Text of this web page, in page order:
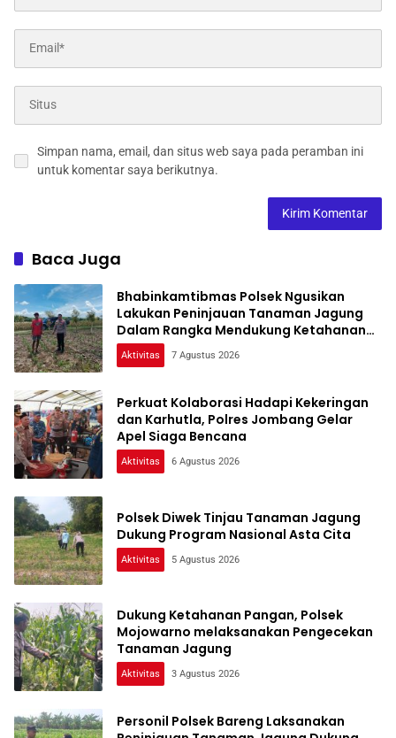
Simpan nama, email, dan situs web saya pada peramban ini
untuk komentar saya berikutnya.
Baca Juga
Bhabinkamtibmas Polsek Ngusikan
Lakukan Peninjauan Tanaman Jagung
Dalam Rangka Mendukung Ketahanan
Pangan
Aktivitas 7 Agustus 2026
Perkuat Kolaborasi Hadapi Kekeringan
dan Karhutla, Polres Jombang Gelar
Apel Siaga Bencana
Aktivitas 6 Agustus 2026
Polsek Diwek Tinjau Tanaman Jagung
Dukung Program Nasional Asta Cita
Aktivitas 5 Agustus 2026
Dukung Ketahanan Pangan, Polsek
Mojowarno melaksanakan Pengecekan
Tanaman Jagung
Aktivitas 3 Agustus 2026
Personil Polsek Bareng Laksanakan